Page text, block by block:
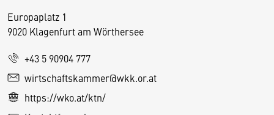
Europaplatz 1
9020 Klagenfurt am Wörthersee
+43 5 90904 777
wirtschaftskammer@wkk.or.at
https://wko.at/ktn/
D
e